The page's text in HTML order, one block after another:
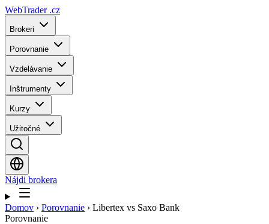
WebTrader .cz
Brokeri
Porovnanie
Vzdelávanie
Inštrumenty
Kurzy
Užitočné
Nájdi brokera
Domov › Porovnanie › Libertex vs Saxo Bank
Porovnanie